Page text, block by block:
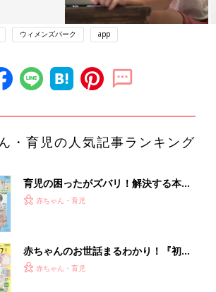
ウィメンズパーク app
・育児の人気記事ランキング
育児の困ったがズバリ！解決する本
『ひよこクラブ 夏号』 4カ月～2才
赤ちゃん・育児
赤ちゃんのお世話まるわかり！『初め
てのひよこクラブ 夏号』〈巻頭大特
赤ちゃん・育児